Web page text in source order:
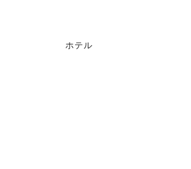
ホテル